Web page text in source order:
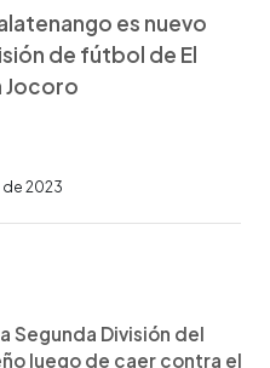
es nuevo
de fútbol de El
Jocoro
2023
Segunda División del
luego de caer contra el